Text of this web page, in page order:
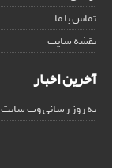
تماس با ما
نقشه سایت
آخرین اخبار
به روز رسانی وب سایت